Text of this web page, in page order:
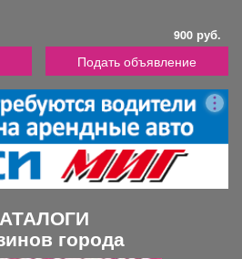
900 руб.
Подать объявление
города